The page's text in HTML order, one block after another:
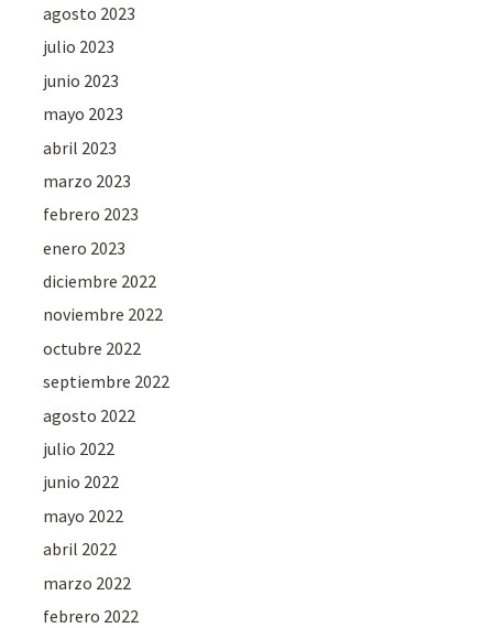
agosto 2023
julio 2023
junio 2023
mayo 2023
abril 2023
marzo 2023
febrero 2023
enero 2023
diciembre 2022
noviembre 2022
octubre 2022
septiembre 2022
agosto 2022
julio 2022
junio 2022
mayo 2022
abril 2022
marzo 2022
febrero 2022